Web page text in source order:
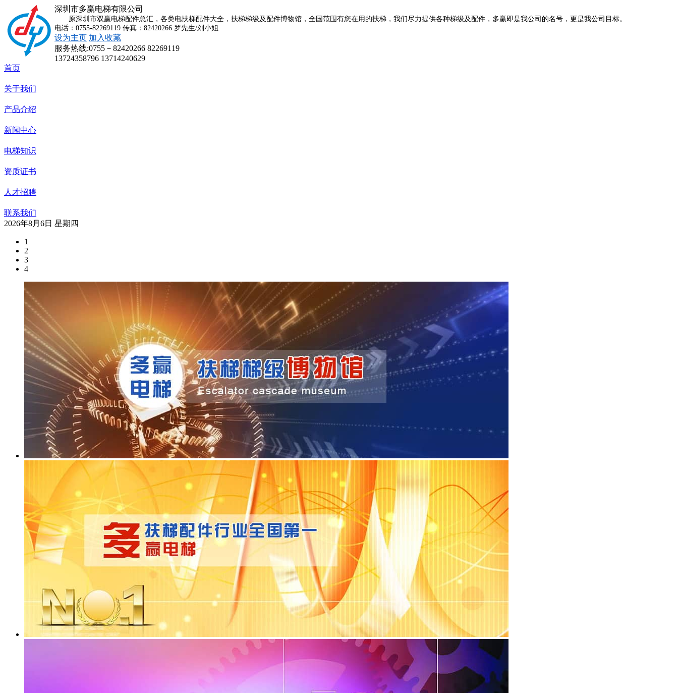
深圳市多赢电梯有限公司
原深圳市双赢电梯配件总汇，各类电扶梯配件大全，扶梯梯级及配件博物馆，全国范围有您在用的扶梯，我们尽力提供各种梯级及配件，多赢即是我公司的名号，更是我公司目标。
电话：0755-82269119 传真：82420266 罗先生/刘小姐
设为主页 加入收藏
服务热线:0755－82420266 82269119
13724358796 13714240629
首页
关于我们
产品介绍
新闻中心
电梯知识
资质证书
人才招聘
联系我们
2026年8月6日 星期四
1
2
3
4